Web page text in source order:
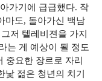
가기에 급급했다. 작
마도, 돌아가신 백남
저 텔레비젼을 가지
는 게 예상이 될 정도
중요한 장르로 자리
젊은 청년의 치기